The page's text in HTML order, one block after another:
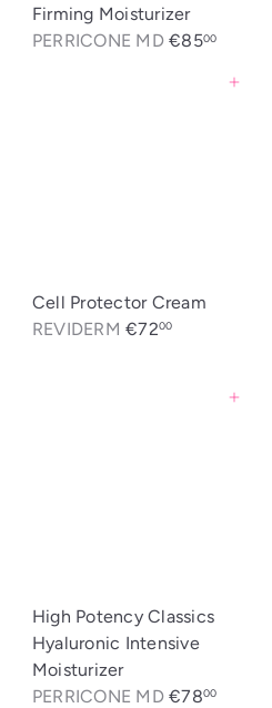
Firming Moisturizer
PERRICONE MD€8500
Agregar al carrito
Cell Protector Cream
REVIDERM€7200
Agregar al carrito
High Potency Classics
Hyaluronic Intensive
Moisturizer
PERRICONE MD€7800